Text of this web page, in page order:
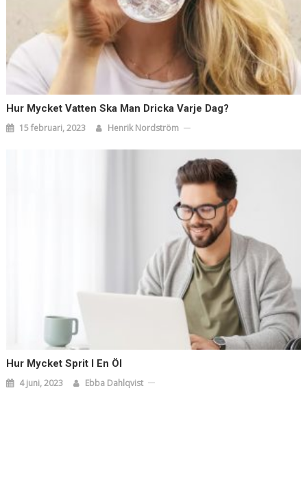
Hur Mycket Vatten Ska Man Dricka Varje Dag?
15 februari, 2023 Henrik Nordström
Hur Mycket Sprit I En Öl
4 juni, 2023 Ebba Dahlqvist